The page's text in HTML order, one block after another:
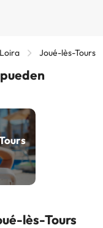
Joué-lès-Tours
lès-Tours